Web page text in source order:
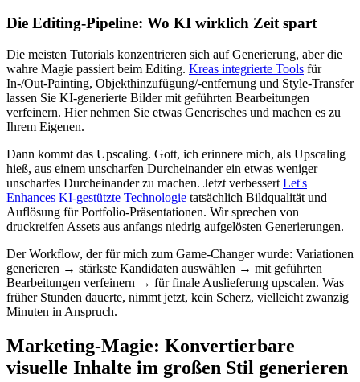
Die Editing-Pipeline: Wo KI wirklich Zeit spart
Die meisten Tutorials konzentrieren sich auf Generierung, aber die
wahre Magie passiert beim Editing. Kreas integrierte Tools für
In-/Out-Painting, Objekthinzufügung/-entfernung und Style-Transfer
lassen Sie KI-generierte Bilder mit geführten Bearbeitungen
verfeinern. Hier nehmen Sie etwas Generisches und machen es zu
Ihrem Eigenen.
Dann kommt das Upscaling. Gott, ich erinnere mich, als Upscaling
hieß, aus einem unscharfen Durcheinander ein etwas weniger
unscharfes Durcheinander zu machen. Jetzt verbessert Let's
Enhances KI-gestützte Technologie tatsächlich Bildqualität und
Auflösung für Portfolio-Präsentationen. Wir sprechen von
druckreifen Assets aus anfangs niedrig aufgelösten Generierungen.
Der Workflow, der für mich zum Game-Changer wurde: Variationen
generieren → stärkste Kandidaten auswählen → mit geführten
Bearbeitungen verfeinern → für finale Auslieferung upscalen. Was
früher Stunden dauerte, nimmt jetzt, kein Scherz, vielleicht zwanzig
Minuten in Anspruch.
Marketing-Magie: Konvertierbare
visuelle Inhalte im großen Stil generieren